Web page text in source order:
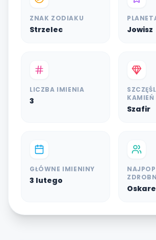
ZNAK ZODIAKU
Strzelec Jowisz
LICZBA IMIENIA
3
KAMIEŃ
Szafir
GŁÓWNE IMIENINY
3 lutego